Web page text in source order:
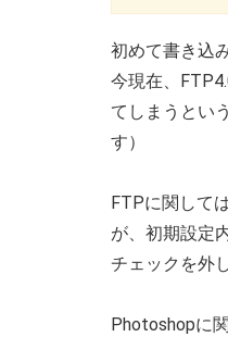
初めて書き込
今現在、
てしまうとい
す）
FTPに関して
が、初期設定
チェックを外
Photoshopに